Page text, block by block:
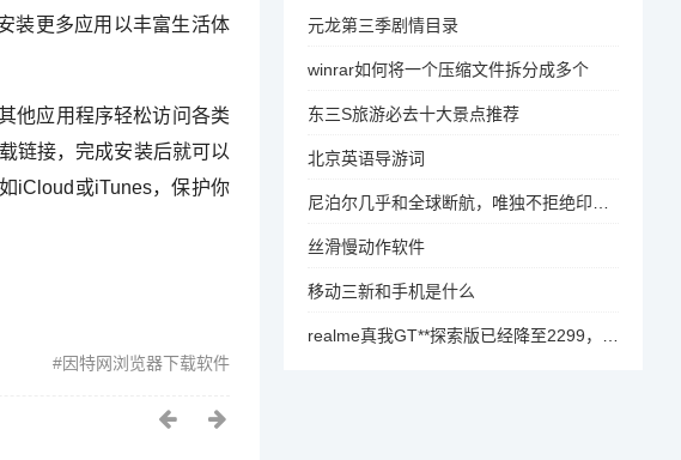
装更多应用以丰富生活体
他应用程序轻松访问各类
链接，完成安装后就可以
iCloud或iTunes，保护你
因特网浏览器下载软件
元龙第三季剧情目录
winrar如何将一个压缩文件拆分成多个
东三S旅游必去十大景点推荐
北京英语导游词
尼泊尔几乎和全球断航，唯独不拒绝印度旅客入境，这是什么操作
丝滑慢动作软件
移动三新和手机是什么
realme真我GT**探索版已经降至2299，性价比提升，你会考虑吗